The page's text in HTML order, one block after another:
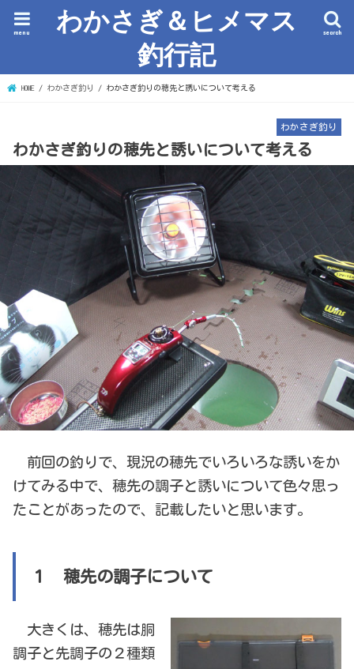
わかさぎ＆ヒメマス
釣行記
search
menu
HOME わかさぎ釣り わかさぎ釣りの穂先と誘いについて考える
わかさぎ釣り
わかさぎ釣りの穂先と誘いについて考える
前回の釣りで、現況の穂先でいろいろな誘いをか
けてみる中で、穂先の調子と誘いについて色々思っ
たことがあったので、記載したいと思います。
１ 穂先の調子について
大きくは、穂先は胴
調子と先調子の２種類